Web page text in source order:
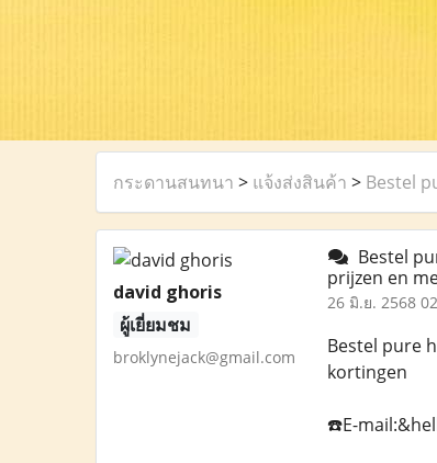
กระดานสนทนา > แจ้งส่งสินค้า > Bestel
david ghoris
ผู้เยี่ยมชม
broklynejack@gmail.com
Bestel
prijzen en
26 มิ.ย. 2568
Bestel pure
kortingen
☎️E-